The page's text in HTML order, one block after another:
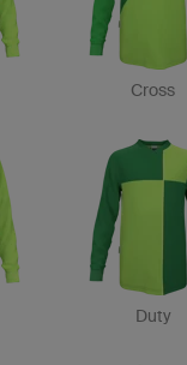
Cross
Duty